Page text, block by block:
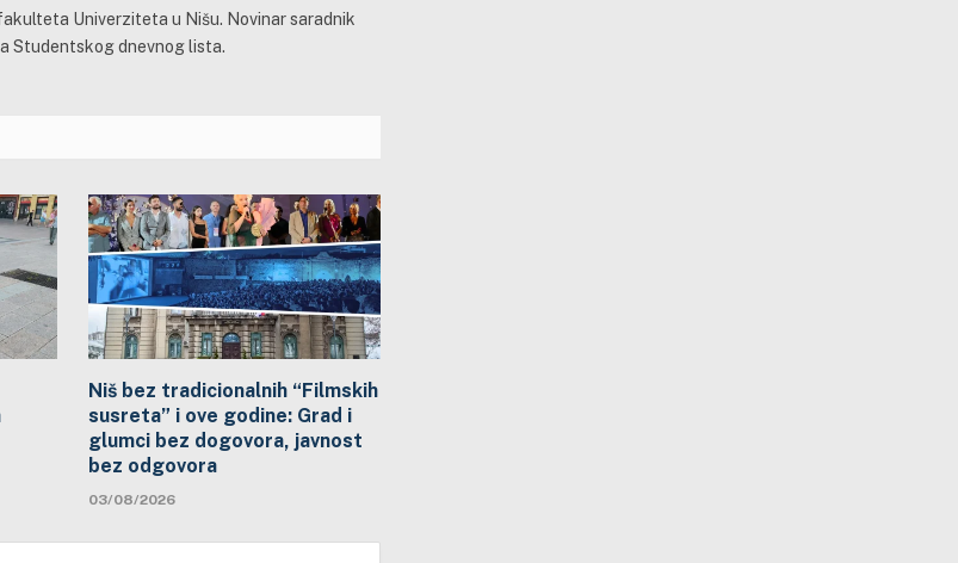
Univerziteta u Nišu. Novinar saradnik
Studentskog dnevnog lista.
Niš bez tradicionalnih “Filmskih
susreta” i ove godine: Grad i
glumci bez dogovora, javnost
bez odgovora
03/08/2026